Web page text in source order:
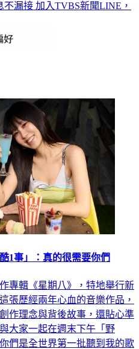
不漏接 加入TVBS新聞LINE，
1事」：真的很需要你們
專輯《星期八》，特地舉行新
張歷經兩年心血的音樂作品，
作理念與背後故事，還貼心準
大家一起在週末下午「野
們是全世界第一批聽到我的歌